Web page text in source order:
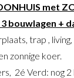
met
bouwlagen +
trap ,
zonnige koer.
2é Verd: nog